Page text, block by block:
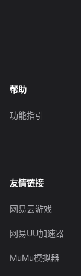
帮助
功能指引
友情链接
网易云游戏
网易UU加速器
MuMu模拟器